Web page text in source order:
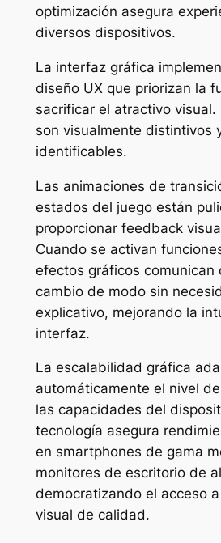
optimización asegura
diversos dispositivos.
La interfaz gráfica
diseño UX que priorizan la
sacrificar el atractivo visual.
son visualmente distintivos
identificables.
Las animaciones de
estados del juego están
proporcionar feedback
Cuando se activan
efectos gráficos comunican
cambio de modo sin
explicativo, mejorando la
interfaz.
La escalabilidad gráfica
automáticamente el nivel
las capacidades del
tecnología asegura
en smartphones de gama
monitores de escritorio de
democratizando el acceso
visual de calidad.